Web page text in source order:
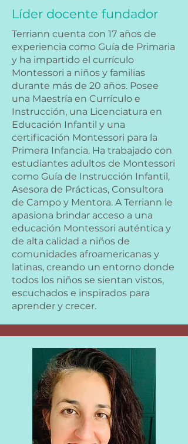
Líder docente fundador
Terriann cuenta con 17 años de
experiencia como Guía de Primaria
y ha impartido el currículo
Montessori a niños y familias
durante más de 20 años. Posee
una Maestría en Currículo e
Instrucción, una Licenciatura en
Educación Infantil y una
certificación Montessori para la
Primera Infancia. Ha trabajado con
estudiantes adultos de Montessori
como Guía de Instrucción Infantil,
Asesora de Prácticas, Consultora
de Campo y Mentora. A Terriann le
apasiona brindar acceso a una
educación Montessori auténtica y
de alta calidad a niños de
comunidades afroamericanas y
latinas, creando un entorno donde
todos los niños se sientan vistos,
escuchados e inspirados para
aprender y crecer.